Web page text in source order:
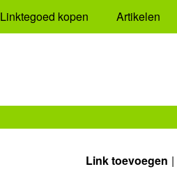
Linktegoed kopen Artikelen
Link toevoegen